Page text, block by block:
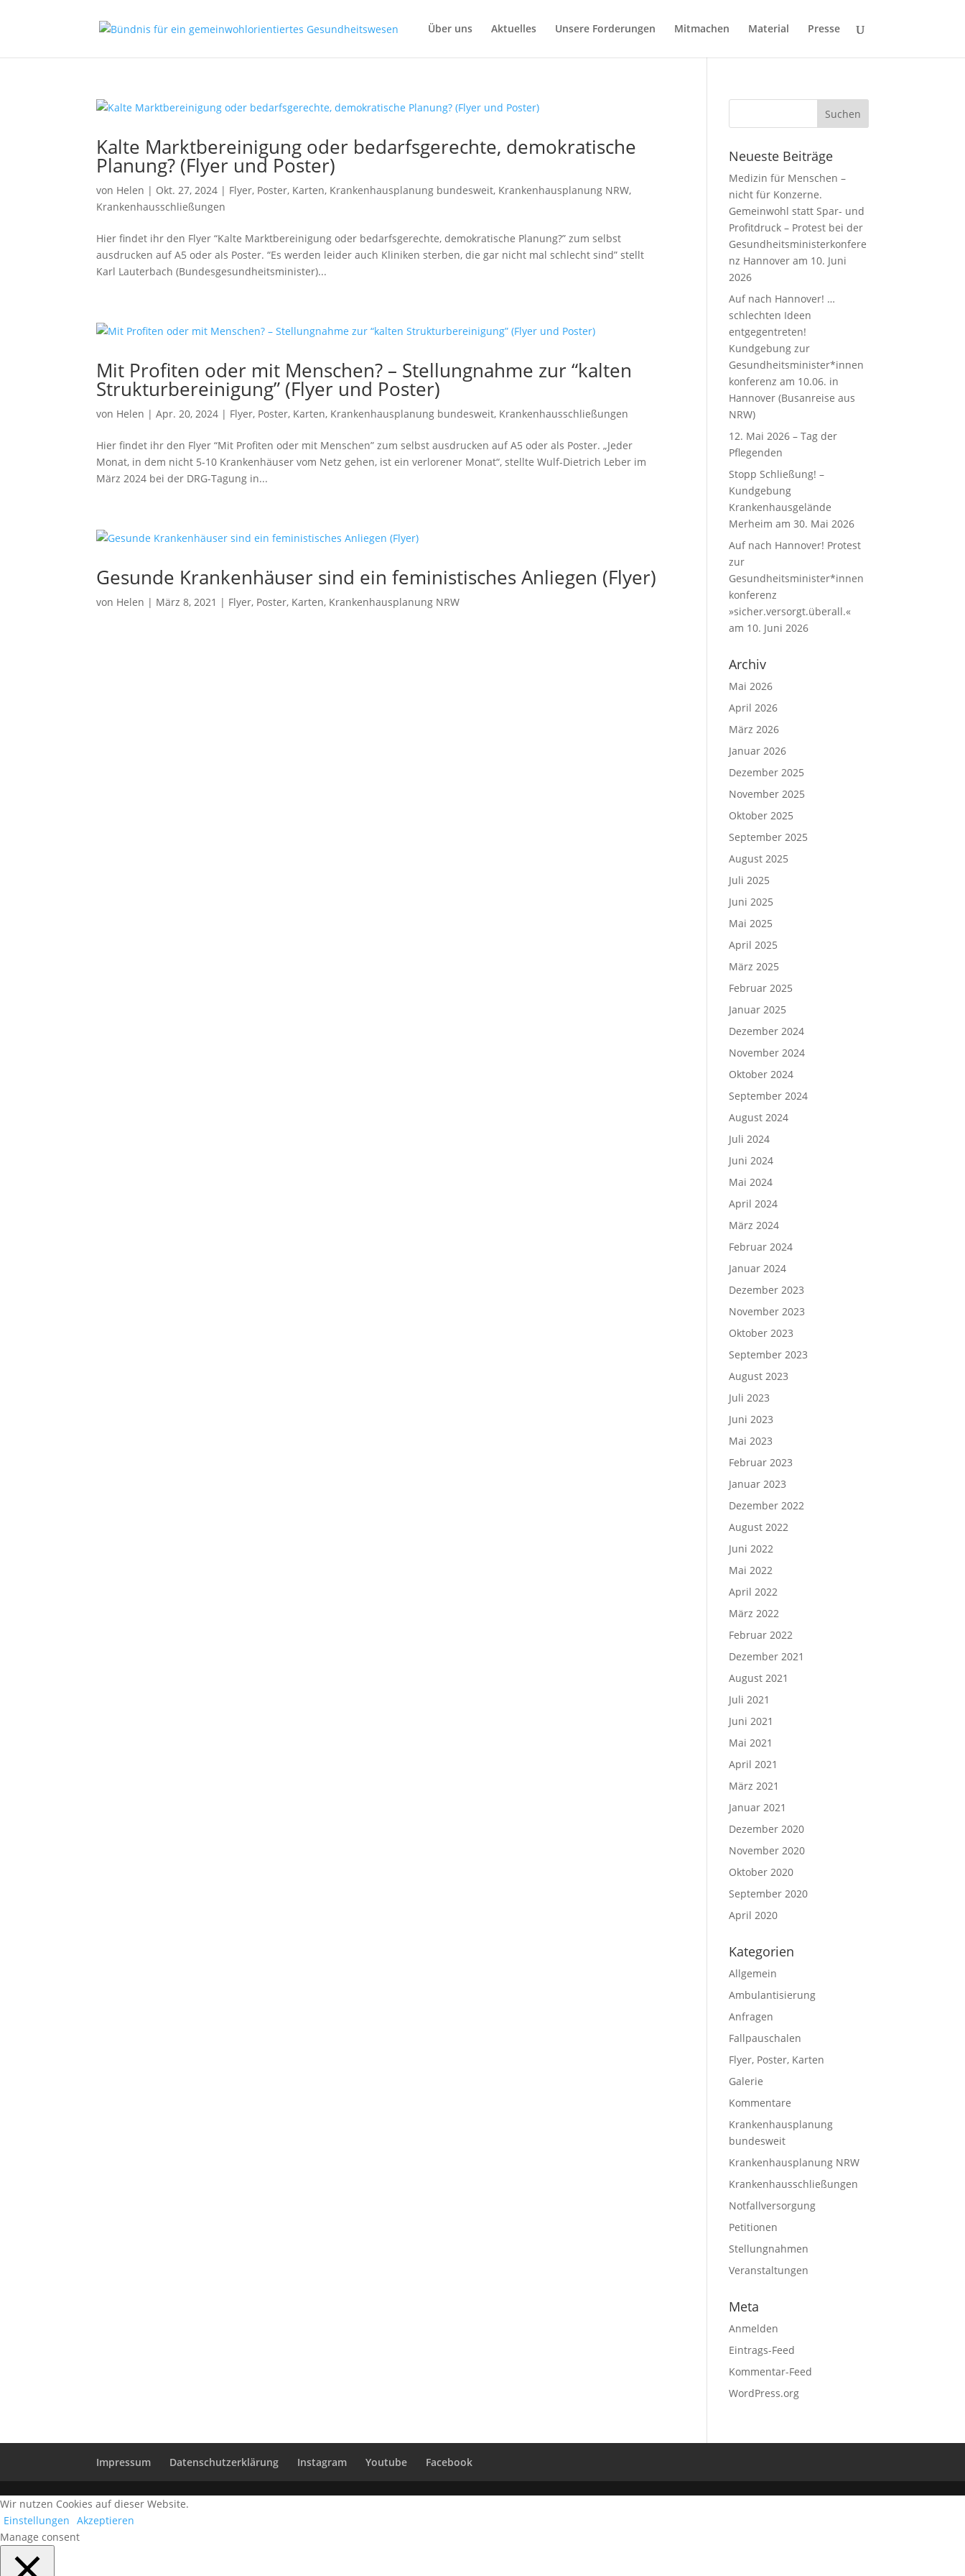
Über uns Aktuelles Unsere Forderungen Mitmachen Material Presse
Kalte Marktbereinigung oder bedarfsgerechte, demokratische
Planung? (Flyer und Poster)
von Helen | Okt. 27, 2024 | Flyer, Poster, Karten, Krankenhausplanung bundesweit, Krankenhausplanung NRW,
Krankenhausschließungen
Hier findet ihr den Flyer “Kalte Marktbereinigung oder bedarfsgerechte, demokratische Planung?” zum selbst
ausdrucken auf A5 oder als Poster. “Es werden leider auch Kliniken sterben, die gar nicht mal schlecht sind” stellt
Karl Lauterbach (Bundesgesundheitsminister)...
Mit Profiten oder mit Menschen? – Stellungnahme zur “kalten
Strukturbereinigung” (Flyer und Poster)
von Helen |Apr. 20, 2024 | Flyer, Poster, Karten, Krankenhausplanung bundesweit, Krankenhausschließungen
Hier findet ihr den Flyer “Mit Profiten oder mit Menschen” zum selbst ausdrucken auf A5 oder als Poster. „Jeder
Monat, in dem nicht 5-10 Krankenhäuser vom Netz gehen, ist ein verlorener Monat“, stellte Wulf-Dietrich Leber im
März 2024 bei der DRG-Tagung in...
Gesunde Krankenhäuser sind ein feministisches Anliegen (Flyer)
von Helen | März 8, 2021 | Flyer, Poster, Karten, Krankenhausplanung NRW
Neueste Beiträge
Medizin für Menschen –
nicht für Konzerne.
Gemeinwohl statt Spar- und
Profitdruck – Protest bei der
Gesundheitsministerkonfere
nz Hannover am 10. Juni
2026
Auf nach Hannover! …
schlechten Ideen
entgegentreten!
Kundgebung zur
Gesundheitsminister*innen
konferenz am 10.06. in
Hannover (Busanreise aus
NRW)
12. Mai 2026 – Tag der
Pflegenden
Stopp Schließung! –
Kundgebung
Krankenhausgelände
Merheim am 30. Mai 2026
Auf nach Hannover! Protest
zur
Gesundheitsminister*innen
konferenz
»sicher.versorgt.überall.«
am 10. Juni 2026
Archiv
Mai 2026
April 2026
März 2026
Januar 2026
Dezember 2025
November 2025
Oktober 2025
September 2025
August 2025
Juli 2025
Juni 2025
Mai 2025
April 2025
März 2025
Februar 2025
Januar 2025
Dezember 2024
November 2024
Oktober 2024
September 2024
August 2024
Juli 2024
Juni 2024
Mai 2024
April 2024
März 2024
Februar 2024
Januar 2024
Dezember 2023
November 2023
Oktober 2023
September 2023
August 2023
Juli 2023
Juni 2023
Mai 2023
Februar 2023
Januar 2023
Dezember 2022
August 2022
Juni 2022
Mai 2022
April 2022
März 2022
Februar 2022
Dezember 2021
August 2021
Juli 2021
Juni 2021
Mai 2021
April 2021
März 2021
Januar 2021
Dezember 2020
November 2020
Oktober 2020
September 2020
April 2020
Kategorien
Allgemein
Ambulantisierung
Anfragen
Fallpauschalen
Flyer, Poster, Karten
Galerie
Kommentare
Krankenhausplanung
bundesweit
Krankenhausplanung NRW
Krankenhausschließungen
Notfallversorgung
Petitionen
Stellungnahmen
Veranstaltungen
Meta
Anmelden
Eintrags-Feed
Kommentar-Feed
WordPress.org
Impressum Datenschutzerklärung Instagram Youtube Facebook
Wir nutzen Cookies auf dieser Website.
Einstellungen Akzeptieren
Manage consent